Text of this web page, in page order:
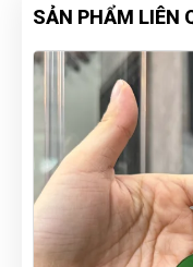
SẢN PHẨM LIÊN